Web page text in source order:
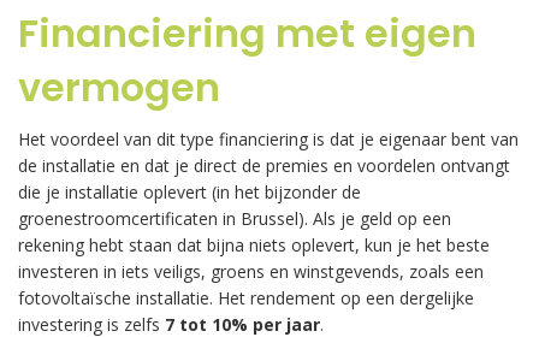
Financiering met eigen
vermogen
Het voordeel van dit type financiering is dat je eigenaar bent van
de installatie en dat je direct de premies en voordelen ontvangt
die je installatie oplevert (in het bijzonder de
groenestroomcertificaten in Brussel). Als je geld op een
rekening hebt staan dat bijna niets oplevert, kun je het beste
investeren in iets veiligs, groens en winstgevends, zoals een
fotovoltaïsche installatie. Het rendement op een dergelijke
investering is zelfs 7 tot 10% per jaar.